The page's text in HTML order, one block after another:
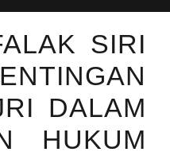
SIRI
DALAM
HUKUM